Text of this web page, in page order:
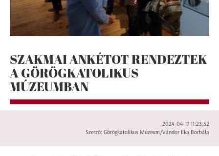
SZAKMAI ANKÉTOT RENDEZTEK
A GÖRÖGKATOLIKUS
MÚZEUMBAN
2024-04-17 11:23:52
Szerző: Görögkatolikus Múzeum/Vándor Ilka Borbála